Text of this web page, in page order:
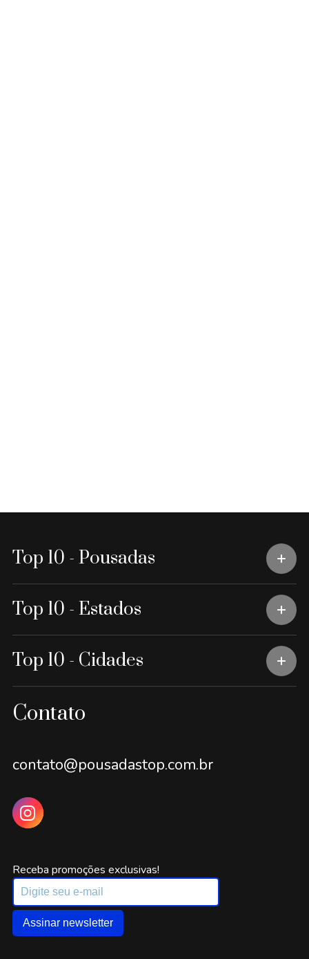
Top 10 - Pousadas
Top 10 - Estados
Top 10 - Cidades
Contato
contato@pousadastop.com.br
Receba promoções exclusivas!
Assinar newsletter